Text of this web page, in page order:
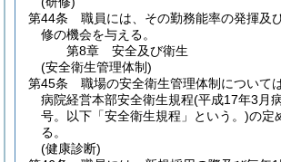
第44条
職員には、その勤務能率の発揮及
修の機会を与える。
第8章
安全及び衛生
(安全衛生管理体制)
第45条
職場の安全衛生管理体制について
病院経営本部安全衛生規程(平成17年3月
号。以下「安全衛生規程」という。)の定
る。
(健康診断)